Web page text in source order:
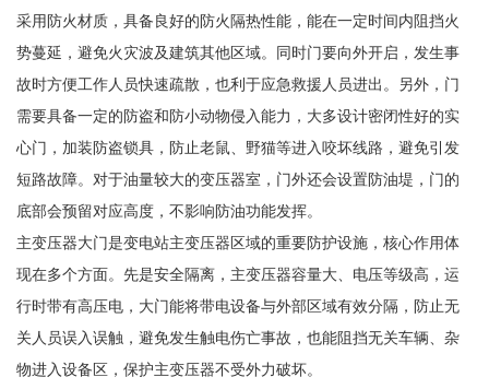
采用防火材质，具备良好的防火隔热性能，能在一定时间内阻挡火
势蔓延，避免火灾波及建筑其他区域。同时门要向外开启，发生事
故时方便工作人员快速疏散，也利于应急救援人员进出。另外，门
需要具备一定的防盗和防小动物侵入能力，大多设计密闭性好的实
心门，加装防盗锁具，防止老鼠、野猫等进入咬坏线路，避免引发
短路故障。对于油量较大的变压器室，门外还会设置防油堤，门的
底部会预留对应高度，不影响防油功能发挥。
主变压器大门是变电站主变压器区域的重要防护设施，核心作用体
现在多个方面。先是安全隔离，主变压器容量大、电压等级高，运
行时带有高压电，大门能将带电设备与外部区域有效分隔，防止无
关人员误入误触，避免发生触电伤亡事故，也能阻挡无关车辆、杂
物进入设备区，保护主变压器不受外力破坏。